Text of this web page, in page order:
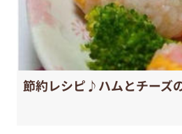
節約レシピ♪ハムとチーズ